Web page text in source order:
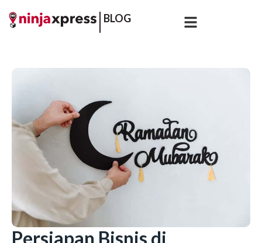
BLOG
Persiapan Bisnis di